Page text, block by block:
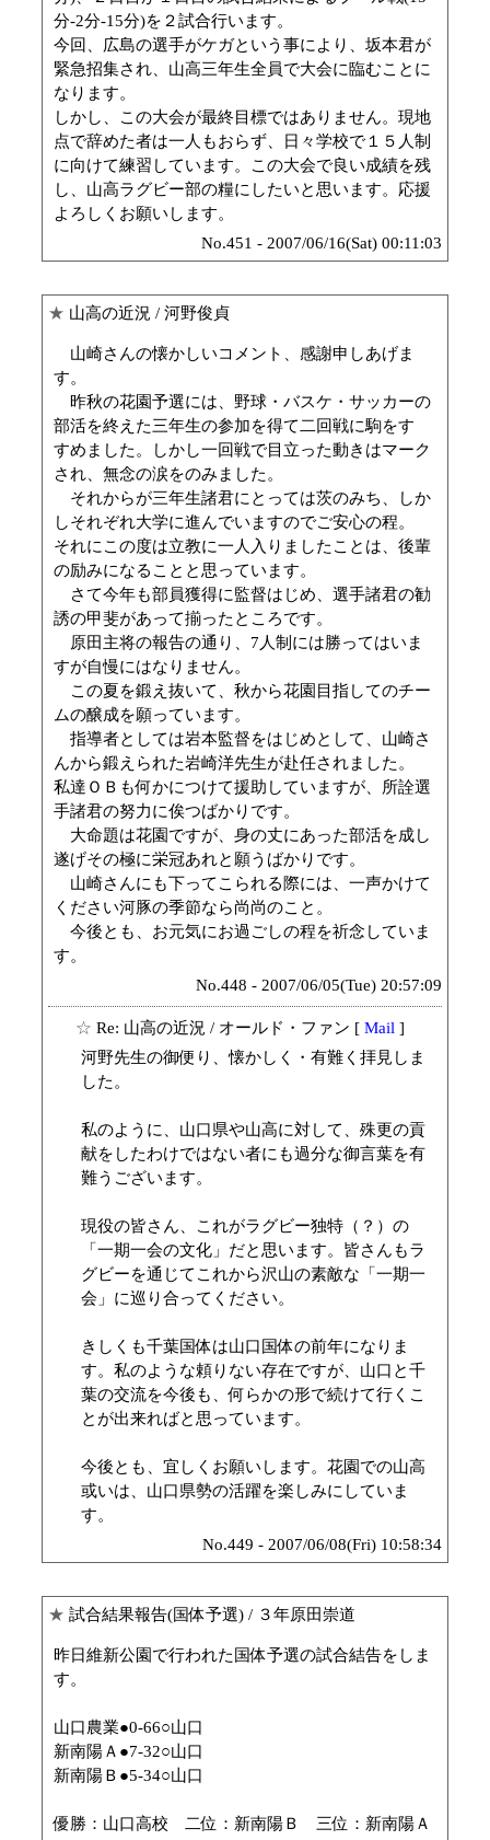
分-2分-15分)を２試合行います。
今回、広島の選手がケガという事により、坂本君が
緊急招集され、山高三年生全員で大会に臨むことに
なります。
しかし、この大会が最終目標ではありません。現地
点で辞めた者は一人もおらず、日々学校で１５人制
に向けて練習しています。この大会で良い成績を残
し、山高ラグビー部の糧にしたいと思います。応援
よろしくお願いします。
No.451 - 2007/06/16(Sat) 00:11:03
★ 山高の近況 / 河野俊貞
山崎さんの懐かしいコメント、感謝申しあげま
す。
昨秋の花園予選には、野球・バスケ・サッカーの
部活を終えた三年生の参加を得て二回戦に駒をす
すめました。しかし一回戦で目立った動きはマーク
され、無念の涙をのみました。
それからが三年生諸君にとっては茨のみち、しか
しそれぞれ大学に進んでいますのでご安心の程。
それにこの度は立教に一人入りましたことは、後輩
の励みになることと思っています。
さて今年も部員獲得に監督はじめ、選手諸君の勧
誘の甲斐があって揃ったところです。
原田主将の報告の通り、7人制には勝ってはいま
すが自慢にはなりません。
この夏を鍛え抜いて、秋から花園目指してのチー
ムの醸成を願っています。
指導者としては岩本監督をはじめとして、山崎さ
んから鍛えられた岩崎洋先生が赴任されました。
私達ＯＢも何かにつけて援助していますが、所詮選
手諸君の努力に俟つばかりです。
大命題は花園ですが、身の丈にあった部活を成し
遂げその極に栄冠あれと願うばかりです。
山崎さんにも下ってこられる際には、一声かけて
ください河豚の季節なら尚尚のこと。
今後とも、お元気にお過ごしの程を祈念していま
す。
No.448 - 2007/06/05(Tue) 20:57:09
☆ Re: 山高の近況 / オールド・ファン [ Mail ]
河野先生の御便り、懐かしく・有難く拝見しま
した。
私のように、山口県や山高に対して、殊更の貢
献をしたわけではない者にも過分な御言葉を有
難うございます。
現役の皆さん、これがラグビー独特（？）の
「一期一会の文化」だと思います。皆さんもラ
グビーを通じてこれから沢山の素敵な「一期一
会」に巡り合ってください。
きしくも千葉国体は山口国体の前年になりま
す。私のような頼りない存在ですが、山口と千
葉の交流を今後も、何らかの形で続けて行くこ
とが出来ればと思っています。
今後とも、宜しくお願いします。花園での山高
或いは、山口県勢の活躍を楽しみにしていま
す。
No.449 - 2007/06/08(Fri) 10:58:34
★ 試合結果報告(国体予選) / ３年原田崇道
昨日維新公園で行われた国体予選の試合結告をしま
す。
山口農業●0-66○山口
新南陽Ａ●7-32○山口
新南陽Ｂ●5-34○山口
優勝：山口高校 二位：新南陽Ｂ 三位：新南陽Ａ